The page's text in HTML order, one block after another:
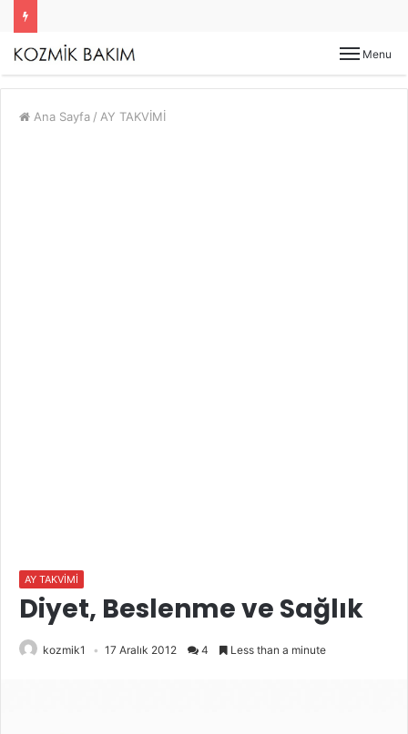
Menu
Ana Sayfa / AY TAKVİMİ
AY TAKVİMİ
Diyet, Beslenme ve Sağlık
kozmik1 17 Aralık 2012 4 Less than a minute